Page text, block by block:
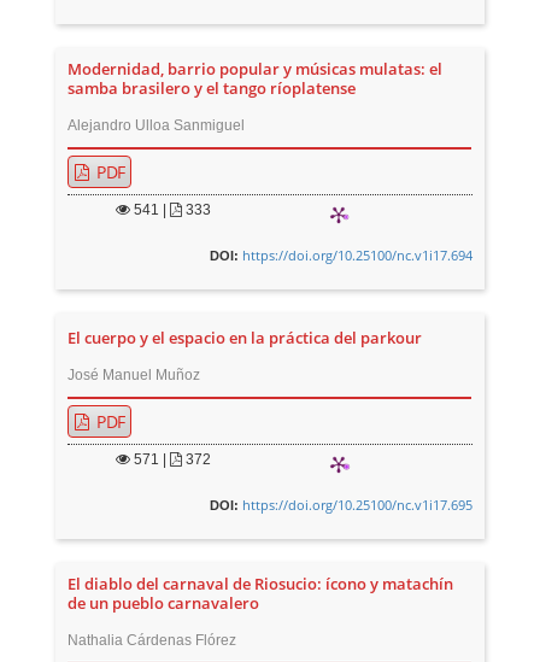
Modernidad, barrio popular y músicas mulatas: el
samba brasilero y el tango ríoplatense
Alejandro Ulloa Sanmiguel
PDF
541 | 333
DOI: https://doi.org/10.25100/nc.v1i17.694
El cuerpo y el espacio en la práctica del parkour
José Manuel Muñoz
PDF
571 | 372
DOI: https://doi.org/10.25100/nc.v1i17.695
El diablo del carnaval de Riosucio: ícono y matachín
de un pueblo carnavalero
Nathalia Cárdenas Flórez